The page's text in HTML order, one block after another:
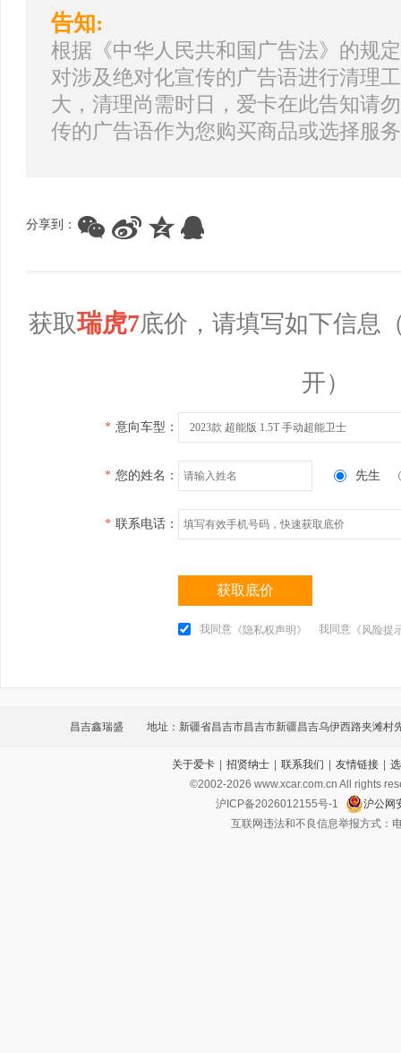
告知:
根据《中华人民共和国广告法》的规
对涉及绝对化宣传的广告语进行清理
大，清理尚需时日，爱卡在此告知请
传的广告语作为您购买商品或选择服
分享到：
获取瑞虎7底价，请填写如下信息
开）
* 意向车型： 2023款 超能版 1.5T 手动超能卫士
* 您的姓名： 先生
* 联系电话：
获取底价
我同意 《隐私权声明》 我同意 《风险提
昌吉鑫瑞盛 地址：新疆省昌吉市昌吉市新疆昌吉乌伊西路夹滩村
500米征亚4S店
关于爱卡 | 招贤纳士 | 联系我们 | 友情链接 |
©2002-2026 www.xcar.com.cn All rights
沪ICP备2026012155号-1
沪公网
互联网违法和不良信息举报方式：